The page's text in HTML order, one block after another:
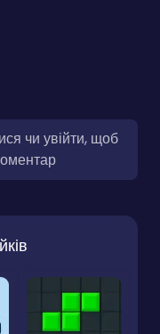
чи увійти, щоб